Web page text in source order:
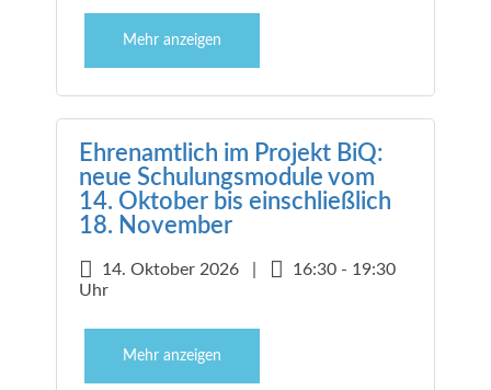
Mehr anzeigen
Ehrenamtlich im Projekt BiQ:
neue Schulungsmodule vom
14. Oktober bis einschließlich
18. November
14. Oktober 2026 |
16:30 - 19:30
Uhr
Mehr anzeigen